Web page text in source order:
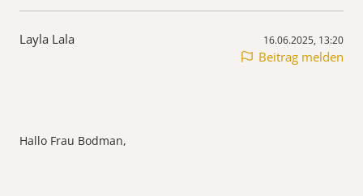
Layla Lala 16.06.2025, 13:20
Beitrag melden
Hallo Frau Bodman,